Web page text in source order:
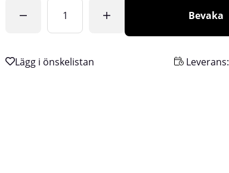
Bevaka
Leverans: